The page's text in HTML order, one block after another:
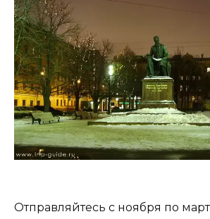
Отправляйтесь с ноября по